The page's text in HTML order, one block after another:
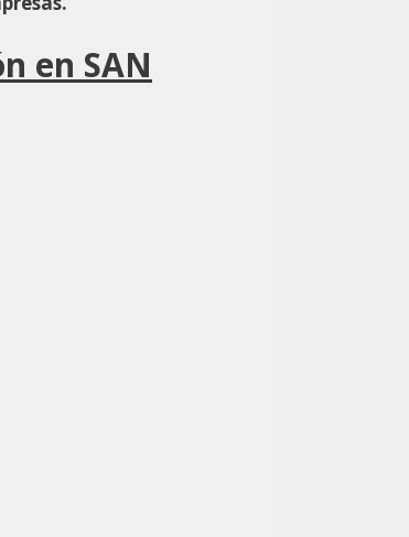
en SAN